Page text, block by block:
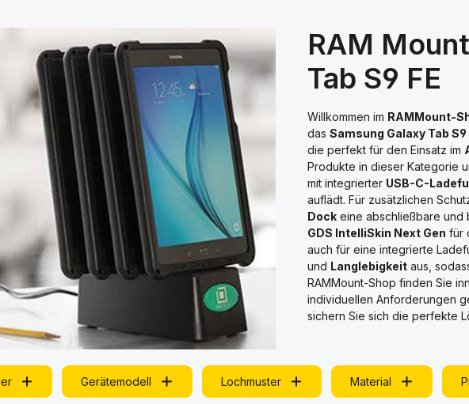
RAM
Tab S9 FE
Willkommen im RAMMount-
das Samsung Galaxy Tab S9
die perfekt für den Einsatz im
Produkte in dieser Kategorie
mit integrierter USB-C-
auflädt. Für zusätzlichen
Dock eine abschließbare und
GDS IntelliSkin Next Gen für
auch für eine integrierte
und Langlebigkeit aus,
RAMMount-Shop finden Sie
individuellen Anforderungen
sichern Sie sich die perfekte
Gerätemodell Lochmuster Material